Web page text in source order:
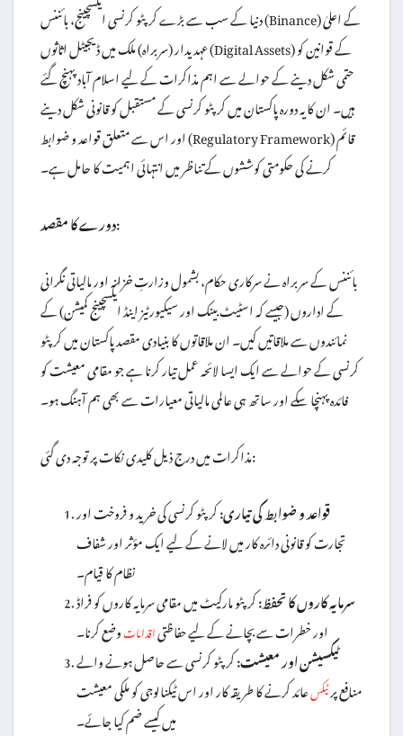
دنیا کے سب سے بڑے کرپٹو کرنسی ایکسچینج، بائننس (Binance) کے اعلیٰ
عہدیدار (سربراہ) ملک میں ڈیجیٹل اثاثوں (Digital Assets) کے قوانین کو
حتمی شکل دینے کے حوالے سے اہم مذاکرات کے لیے اسلام آباد پہنچ گئے
ہیں۔ ان کا یہ دورہ پاکستان میں کرپٹو کرنسی کے مستقبل کو قانونی شکل دینے
اور اس سے متعلق قواعد و ضوابط (Regulatory Framework) قائم
کرنے کی حکومتی کوششوں کے تناظر میں انتہائی اہمیت کا حامل ہے۔
دورے کا مقصد:
بائننس کے سربراہ نے سرکاری حکام، بشمول وزارتِ خزانہ اور مالیاتی نگرانی
کے اداروں (جیسے کہ اسٹیٹ بینک اور سیکیورٹیز اینڈ ایکسچینج کمیشن) کے
نمائندوں سے ملاقاتیں کیں۔ ان ملاقاتوں کا بنیادی مقصد پاکستان میں کرپٹو
کرنسی کے حوالے سے ایک ایسا لائحہ عمل تیار کرنا ہے جو مقامی معیشت کو
فائدہ پہنچا سکے اور ساتھ ہی عالمی مالیاتی معیارات سے بھی ہم آہنگ ہو۔
مذاکرات میں درج ذیل کلیدی نکات پر توجہ دی گئی:
قواعد و ضوابط کی تیاری:کرپٹو کرنسی کی خرید و فروخت اور
تجارت کو قانونی دائرہ کار میں لانے کے لیے ایک مؤثر اور شفاف
نظام کا قیام۔
سرمایہ کاروں کا تحفظ:کرپٹو مارکیٹ میں مقامی سرمایہ کاروں کو فراڈ
اور خطرات سے بچانے کے لیے حفاظتیاقداماتوضع کرنا۔
ٹیکسیشن اور معیشت:کرپٹو کرنسی سے حاصل ہونے والے
منافع پرٹیکسعائد کرنے کا طریقہ کار اور اس ٹیکنالوجی کو ملکی معیشت
میں کیسے ضم کیا جائے۔